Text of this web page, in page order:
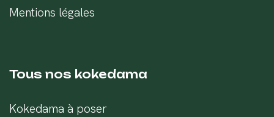
Mentions légales
Tous nos kokedama
Kokedama à poser